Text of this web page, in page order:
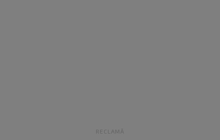
RECLAMĂ